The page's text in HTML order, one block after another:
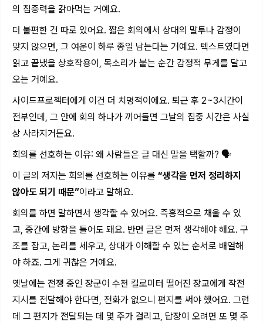
의 집중력을 갉아먹는 거예요.
더 불편한 건 따로 있어요. 짧은 회의에서 상대의 말투나 감정이
맞지 않으면, 그 여운이 하루 종일 남는다는 거예요. 텍스트였다면
읽고 끝냈을 상호작용이, 목소리가 붙는 순간 감정적 무게를 달고
오는 거예요.
사이드프로젝터에게 이건 더 치명적이에요. 퇴근 후 2~3시간이
전부인데, 그 안에 회의 하나가 끼어들면 그날의 집중 시간은 사실
상 사라지거든요.
회의를 선호하는 이유: 왜 사람들은 글 대신 말을 택할까? 🗣️
이 글의 저자는 회의를 선호하는 이유를 “생각을 먼저 정리하지
않아도 되기 때문”이라고 말해요.
회의를 하면 말하면서 생각할 수 있어요. 즉흥적으로 채울 수 있
고, 중간에 방향을 틀어도 돼요. 반면 글은 먼저 생각해야 해요. 구
조를 잡고, 논리를 세우고, 상대가 이해할 수 있는 순서로 배열해
야 하죠. 그게 귀찮은 거예요.
옛날에는 전쟁 중인 장군이 수천 킬로미터 떨어진 장교에게 작전
지시를 전달해야 한다면, 전화가 없으니 편지를 써야 했어요. 그런
데 그 편지가 전달되는 데 몇 주가 걸리고, 답장이 오려면 또 몇 주